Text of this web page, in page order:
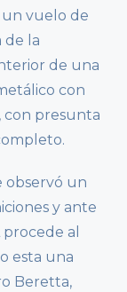
un vuelo de
de la
de una
con
con presunta
observó un
y ante
al
esta una
Beretta,